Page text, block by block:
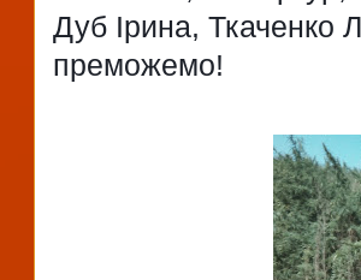
Дуб Ірина,
преможемо!